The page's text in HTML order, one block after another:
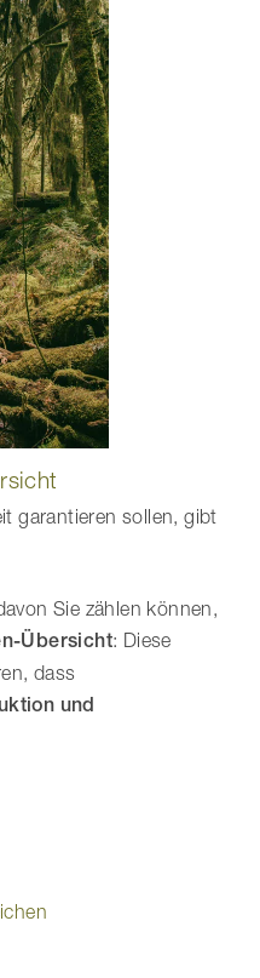
garantieren sollen, gibt
Sie zählen können,
Übersicht: Diese
dass
und